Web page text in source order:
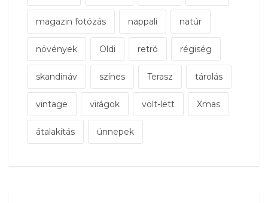
magazin fotózás nappali natúr
növények Oldi retró régiség
skandináv színes Terasz tárolás
vintage virágok volt-lett Xmas
átalakítás ünnepek